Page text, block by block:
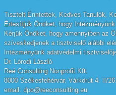
Tisztelt Érintettek, Kedves Tanulók,
Értesítjük Önöket, hogy
Kérjük Önöket, hogy amennyiben az
szíveskedjenek a tisztviselő alábbi
Intézményünk adatvédelmi
Dr. Lórodi László
Reé Consulting Nonprofit Kft.
8000 Székesfehérvár, Várkörút 4. II/26.
email: dpo@reeconsulting.eu